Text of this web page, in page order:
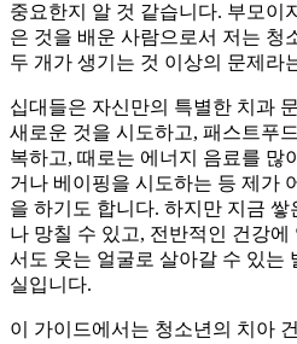
중요한지 알 것 같습니다. 부모이
은 것을 배운 사람으로서 저는 청
두 개가 생기는 것 이상의 문제라
십대들은 자신만의 특별한 치과
새로운 것을 시도하고, 패스트푸
복하고, 때로는 에너지 음료를 많
거나 베이핑을 시도하는 등 제가
을 하기도 합니다. 하지만 지금
나 망칠 수 있고, 전반적인 건강
서도 웃는 얼굴로 살아갈 수 있는
실입니다.
이 가이드에서는 청소년의 치아